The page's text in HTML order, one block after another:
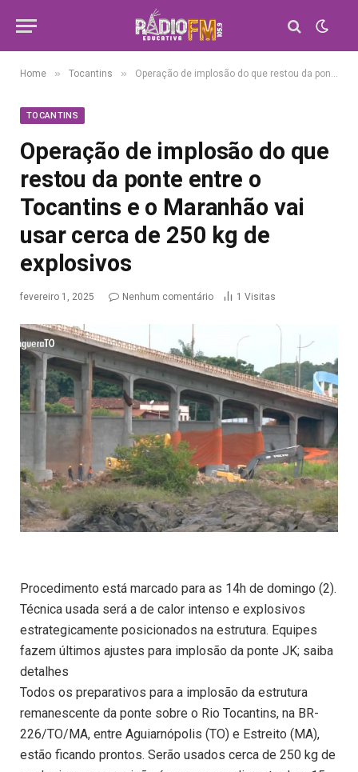
Home » Tocantins » Operação de implosão do que restou da ponte entre o Tocantins e o Maranhão vai usar cerca de 250 kg de explosivos
TOCANTINS
Operação de implosão do que
restou da ponte entre o
Tocantins e o Maranhão vai
usar cerca de 250 kg de
explosivos
fevereiro 1, 2025 Nenhum comentário 1 Visitas
Procedimento está marcado para as 14h de domingo (2).
Técnica usada será a de calor intenso e explosivos
estrategicamente posicionados na estrutura. Equipes
fazem últimos ajustes para implosão da ponte JK; saiba
detalhes
Todos os preparativos para a implosão da estrutura
remanescente da ponte sobre o Rio Tocantins, na BR-
226/TO/MA, entre Aguiarnópolis (TO) e Estreito (MA),
estão ficando prontos. Serão usados cerca de 250 kg de